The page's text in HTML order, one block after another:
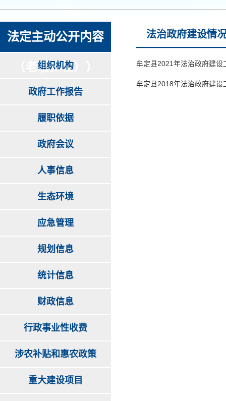
法定主动公开内容
（老版归档））
组织机构
政府工作报告
履职依据
政府会议
人事信息
生态环境
应急管理
规划信息
统计信息
财政信息
行政事业性收费
涉农补贴和惠农政策
重大建设项目
法治政府建设情
牟定县2021年法治政府建设
牟定县2018年法治政府建设